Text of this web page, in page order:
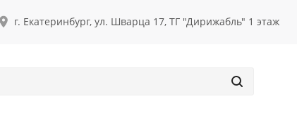
г. Екатеринбург, ул. Шварца 17, ТГ "Дирижабль" 1 этаж